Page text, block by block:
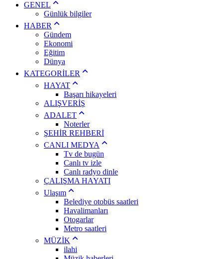
GENEL
Günlük bilgiler
HABER
Gündem
Ekonomi
Eğitim
Dünya
KATEGORİLER
HAYAT
Başarı hikayeleri
ALIŞVERİŞ
ADALET
Noterler
ŞEHİR REHBERİ
CANLI MEDYA
Tv de bugün
Canlı tv izle
Canlı radyo dinle
ÇALIŞMA HAYATI
Ulaşım
Belediye otobüs saatleri
Havalimanları
Otogarlar
Metro saatleri
MÜZİK
ilahi